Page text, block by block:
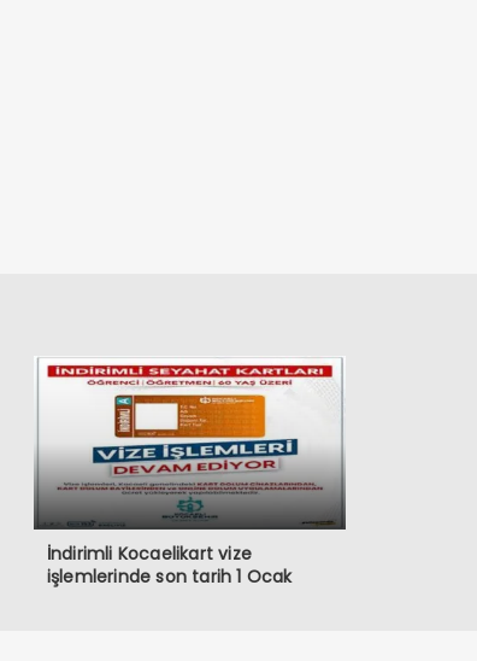
İndirimli Kocaelikart vize
işlemlerinde son tarih 1 Ocak